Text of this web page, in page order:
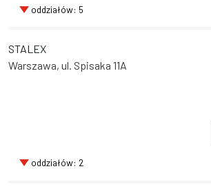
oddziałów: 5
STALEX
Warszawa, ul. Spisaka 11A
oddziałów: 2